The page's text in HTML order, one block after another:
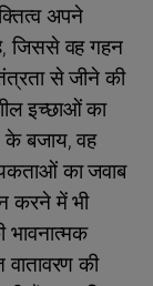
अपने
जिससे वह गहन
से जीने की
इच्छाओं का
बजाय, वह
का जवाब
करने में भी
की